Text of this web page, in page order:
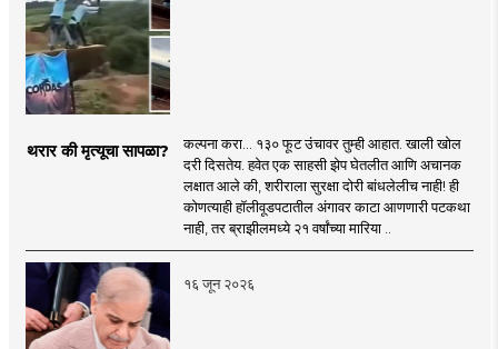
थरार की मृत्यूचा सापळा?
कल्पना करा... १३० फूट उंचावर तुम्ही आहात. खाली खोल
दरी दिसतेय. हवेत एक साहसी झेप घेतलीत आणि अचानक
लक्षात आले की, शरीराला सुरक्षा दोरी बांधलेलीच नाही! ही
कोणत्याही हॉलीवूडपटातील अंगावर काटा आणणारी पटकथा
नाही, तर ब्राझीलमध्ये २१ वर्षांच्या मारिया ..
१६ जून २०२६